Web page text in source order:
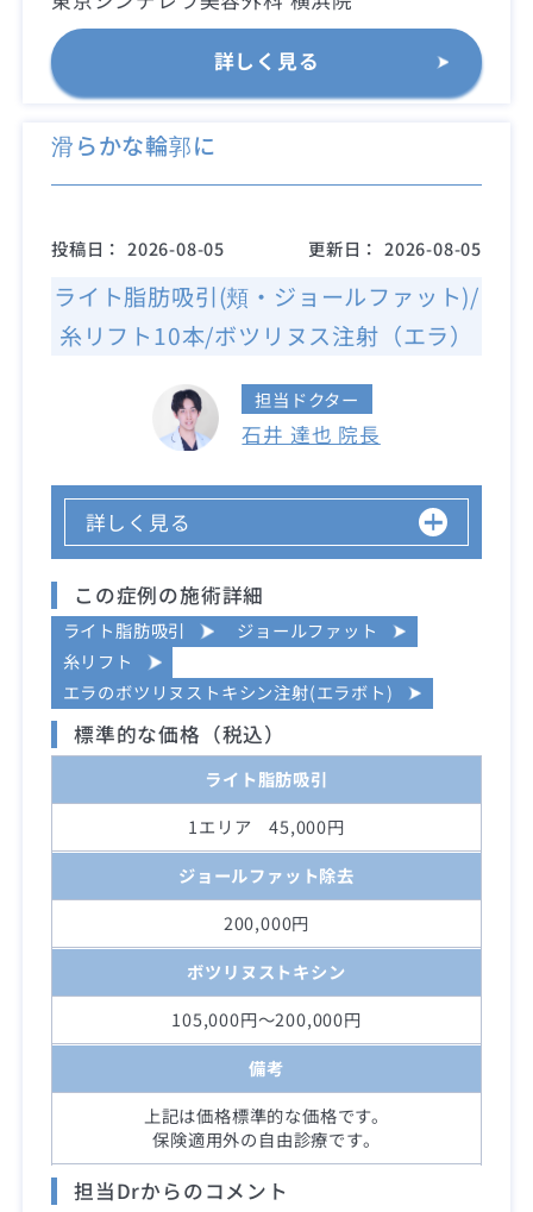
詳しく見る
滑らかな輪郭に
投稿日： 2026-08-05 更新日： 2026-08-05
ライト脂肪吸引(頬・ジョールファット)/
糸リフト10本/ボツリヌス注射（エラ）
担当ドクター
石井 達也 院長
詳しく見る
この症例の施術詳細
ライト脂肪吸引
ジョールファット
糸リフト
エラのボツリヌストキシン注射(エラボト)
標準的な価格（税込）
ライト脂肪吸引
1エリア 45,000円
ジョールファット除去
200,000円
ボツリヌストキシン
105,000円～200,000円
備考
上記は価格標準的な価格です。
保険適用外の自由診療です。
担当Drからのコメント